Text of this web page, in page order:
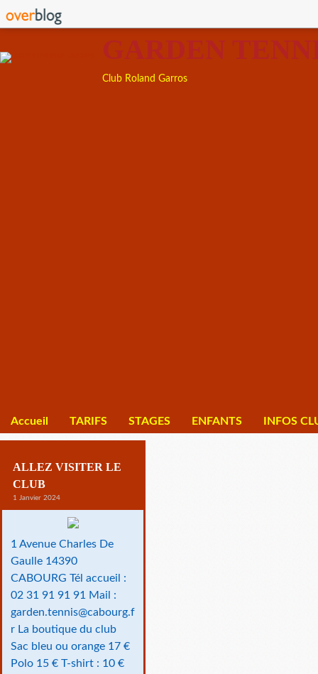
GARDEN
Club Roland Garros
Accueil TARIFS STAGES ENFANTS INFOS
ALLEZ VISITER LE
CLUB
1 Janvier 2024
1 Avenue Charles De
Gaulle 14390
CABOURG Tél accueil :
02 31 91 91 91 Mail :
garden.tennis@cabourg.f
r La boutique du club
Sac bleu ou orange 17 €
Polo 15 € T-shirt : 10 €